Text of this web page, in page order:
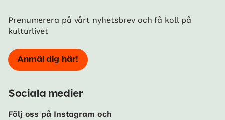
Prenumerera på vårt nyhetsbrev och få koll på
kulturlivet
Anmäl dig här!
Sociala medier
Följ oss på Instagram och